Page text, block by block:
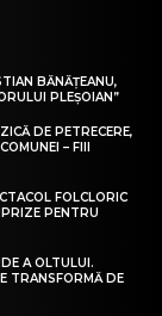
BĂNĂȚEANU,
PLEȘOIAN”
DE PETRECERE,
– FIII
FOLCLORIC
PENTRU
A OLTULUI.
TRANSFORMĂ DE